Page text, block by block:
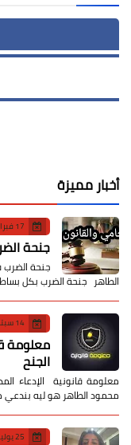
أخبار مميزة
17 فبراير 2023
جنحة
جنحة الضرب
الطاهر جنحة الضرب بكل
14 سبتمبر 2022
معلومة
الجنح
معلومة قانونية الإدعاء
محمود الطاهر هو ليه
25 يوليو 2026